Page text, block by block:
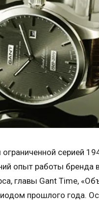
серией
опыт работы бренда
главы Gant Time,
прошлого года.